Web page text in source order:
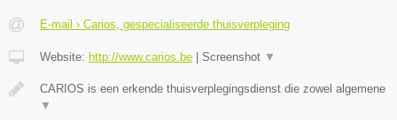
E-mail › Carios, gespecialiseerde thuisverpleging
Website: http://www.carios.be Screenshot ▼
CARIOS is een erkende thuisverplegingsdienst die zowel algemene
▼